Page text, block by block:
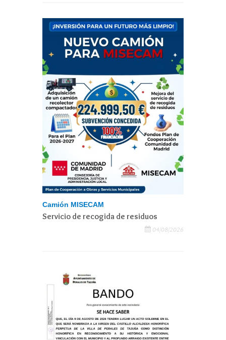
Camión MISECAM
Servicio de recogida de residuos
04/08/2026